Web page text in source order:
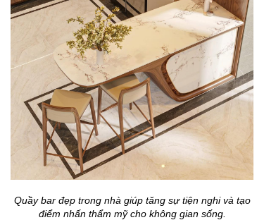
Quầy bar đẹp trong nhà giúp tăng sự tiện nghi và tạo
điểm nhấn thẩm mỹ cho không gian sống.